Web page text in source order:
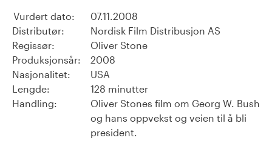
Vurdert dato:
07.11.2008
Distributør:
Nordisk Film Distribusjon AS
Regissør:
Oliver Stone
Produksjonsår:
2008
Nasjonalitet:
USA
Lengde:
128 minutter
Handling:
Oliver Stones film om Georg W. Bush
og hans oppvekst og veien til å bli
president.